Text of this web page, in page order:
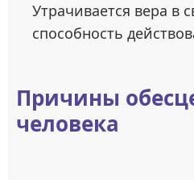
Утрачивается вера в
способность
Причины
человека